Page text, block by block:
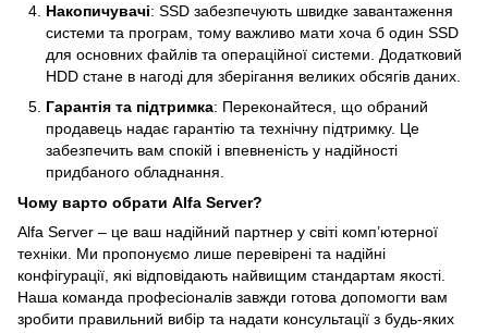
Накопичувачі: SSD забезпечують швидке завантаження
системи та програм, тому важливо мати хоча б один SSD
для основних файлів та операційної системи. Додатковий
HDD стане в нагоді для зберігання великих обсягів даних.
Гарантія та підтримка: Переконайтеся, що обраний
продавець надає гарантію та технічну підтримку. Це
забезпечить вам спокій і впевненість у надійності
придбаного обладнання.
Чому варто обрати Alfa Server?
Alfa Server – це ваш надійний партнер у світі комп’ютерної
техніки. Ми пропонуємо лише перевірені та надійні
конфігурації, які відповідають найвищим стандартам якості.
Наша команда професіоналів завжди готова допомогти вам
зробити правильний вибір та надати консультації з будь-яких